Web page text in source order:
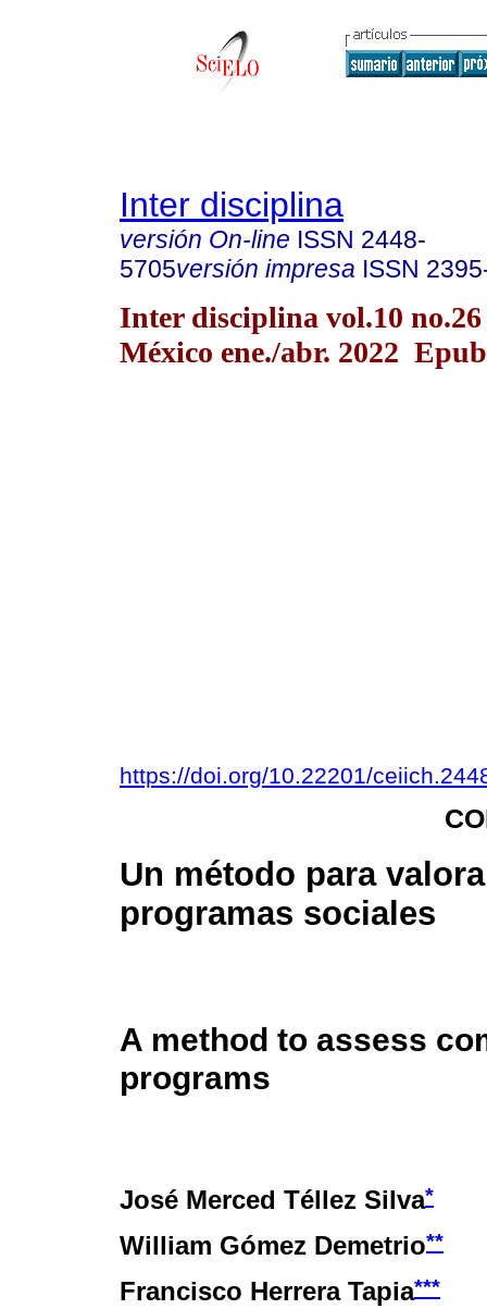
Inter disciplina
versión On-line ISSN 2448-
5705versión impresa ISSN
Inter disciplina vol.10
México ene./abr. 2022
https://doi.org/10.22201/
Un método para
programas sociales
A method to assess
programs
José Merced Téllez Silva*
William Gómez Demetrio**
Francisco Herrera Tapia***